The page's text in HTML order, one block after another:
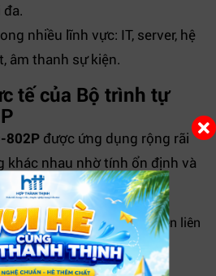
nhiều lĩnh vực: IT, server, hệ
âm thanh sự kiện.
tế của Bộ trình tự
802P được ứng dụng rộng rãi
nhau nhờ tính ổn định và
server:Đảm bảo nguồn điện liên
máy chủ, tránh tình trạng
hại.